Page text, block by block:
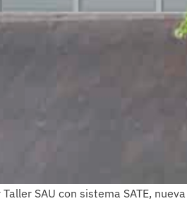
SAU con sistema SATE,